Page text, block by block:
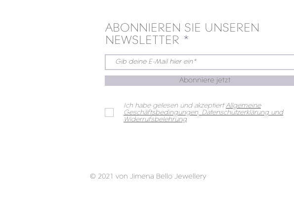
ABONNIEREN SIE UNSEREN
NEWSLETTER
Abonniere jetzt
Ich habe gelesen und akzeptiert Allgemeine
Geschäftsbedingungen, Datenschutzerklärung und
Widerrufsbelehrung
© 2021 von Jimena Bello Jewellery